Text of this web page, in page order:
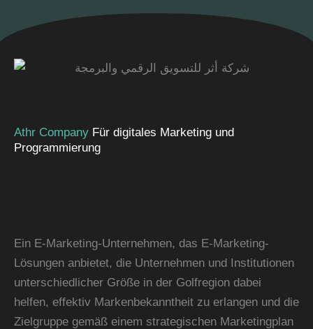
Athr Company Für digitales Marketing und
Programmierung
Ein E-Marketing-Unternehmen, das E-Marketing-
Lösungen anbietet, die Unternehmen und Institutionen
unterschiedlicher Größe in der Golfregion dabei
helfen, effektiv Markenbekanntheit zu erlangen und die
Zielgruppe gemäß einem strategischen Marketingplan